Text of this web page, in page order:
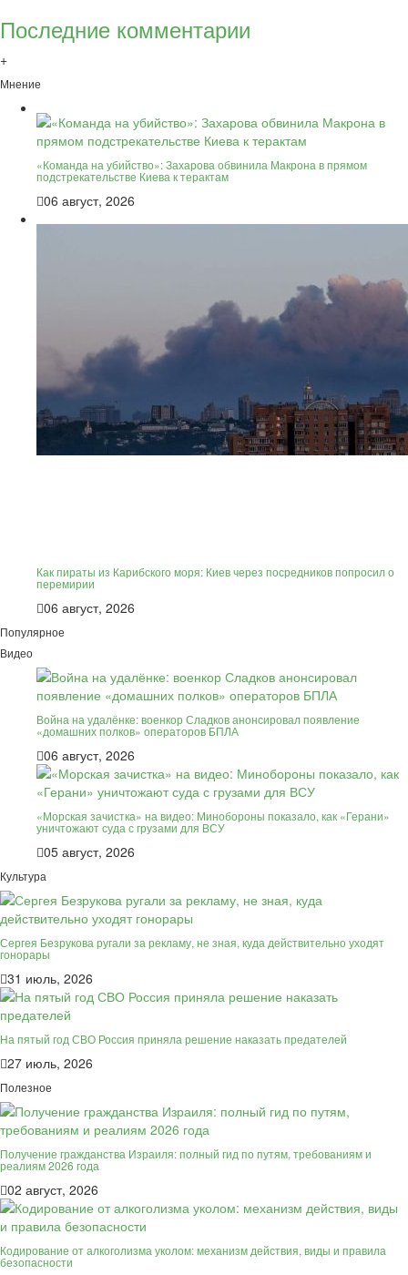
Последние комментарии
+
Мнение
«Команда на убийство»: Захарова обвинила Макрона в прямом
подстрекательстве Киева к терактам
06 август, 2026
Как пираты из Карибского моря: Киев через посредников попросил о
перемирии
06 август, 2026
Популярное
Видео
Война на удалёнке: военкор Сладков анонсировал появление
«домашних полков» операторов БПЛА
06 август, 2026
«Морская зачистка» на видео: Минобороны показало, как «Герани»
уничтожают суда с грузами для ВСУ
05 август, 2026
Культура
Сергея Безрукова ругали за рекламу, не зная, куда действительно уходят
гонорары
31 июль, 2026
На пятый год СВО Россия приняла решение наказать предателей
27 июль, 2026
Полезное
Получение гражданства Израиля: полный гид по путям, требованиям и
реалиям 2026 года
02 август, 2026
Кодирование от алкоголизма уколом: механизм действия, виды и правила
безопасности